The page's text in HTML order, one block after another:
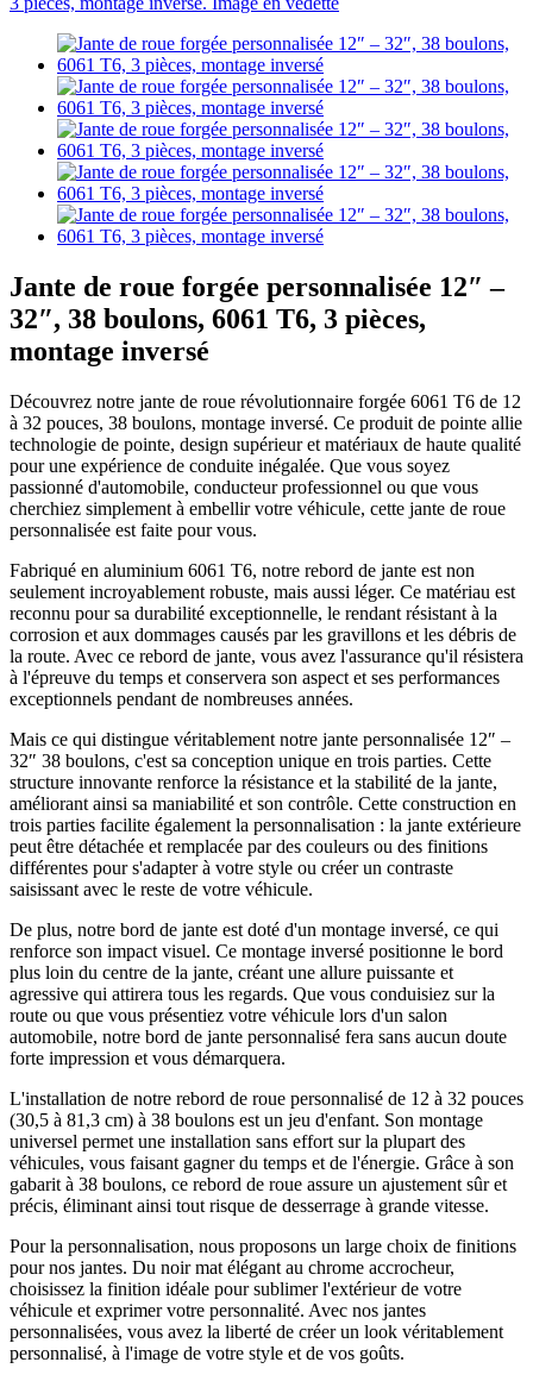
Jante de roue forgée personnalisée 12″ –
32″, 38 boulons, 6061 T6, 3 pièces,
montage inversé
Découvrez notre jante de roue révolutionnaire forgée 6061 T6 de 12
à 32 pouces, 38 boulons, montage inversé. Ce produit de pointe allie
technologie de pointe, design supérieur et matériaux de haute qualité
pour une expérience de conduite inégalée. Que vous soyez
passionné d'automobile, conducteur professionnel ou que vous
cherchiez simplement à embellir votre véhicule, cette jante de roue
personnalisée est faite pour vous.
Fabriqué en aluminium 6061 T6, notre rebord de jante est non
seulement incroyablement robuste, mais aussi léger. Ce matériau est
reconnu pour sa durabilité exceptionnelle, le rendant résistant à la
corrosion et aux dommages causés par les gravillons et les débris de
la route. Avec ce rebord de jante, vous avez l'assurance qu'il résistera
à l'épreuve du temps et conservera son aspect et ses performances
exceptionnels pendant de nombreuses années.
Mais ce qui distingue véritablement notre jante personnalisée 12″ –
32″ 38 boulons, c'est sa conception unique en trois parties. Cette
structure innovante renforce la résistance et la stabilité de la jante,
améliorant ainsi sa maniabilité et son contrôle. Cette construction en
trois parties facilite également la personnalisation : la jante extérieure
peut être détachée et remplacée par des couleurs ou des finitions
différentes pour s'adapter à votre style ou créer un contraste
saisissant avec le reste de votre véhicule.
De plus, notre bord de jante est doté d'un montage inversé, ce qui
renforce son impact visuel. Ce montage inversé positionne le bord
plus loin du centre de la jante, créant une allure puissante et
agressive qui attirera tous les regards. Que vous conduisiez sur la
route ou que vous présentiez votre véhicule lors d'un salon
automobile, notre bord de jante personnalisé fera sans aucun doute
forte impression et vous démarquera.
L'installation de notre rebord de roue personnalisé de 12 à 32 pouces
(30,5 à 81,3 cm) à 38 boulons est un jeu d'enfant. Son montage
universel permet une installation sans effort sur la plupart des
véhicules, vous faisant gagner du temps et de l'énergie. Grâce à son
gabarit à 38 boulons, ce rebord de roue assure un ajustement sûr et
précis, éliminant ainsi tout risque de desserrage à grande vitesse.
Pour la personnalisation, nous proposons un large choix de finitions
pour nos jantes. Du noir mat élégant au chrome accrocheur,
choisissez la finition idéale pour sublimer l'extérieur de votre
véhicule et exprimer votre personnalité. Avec nos jantes
personnalisées, vous avez la liberté de créer un look véritablement
personnalisé, à l'image de votre style et de vos goûts.